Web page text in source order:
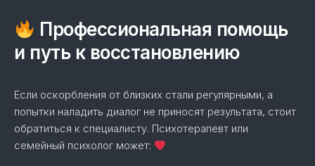
Профессиональная помощь
и путь к восстановлению
Если оскорбления от близких стали регулярными, а
попытки наладить диалог не приносят результата, стоит
обратиться к специалисту. Психотерапевт или
семейный психолог может: